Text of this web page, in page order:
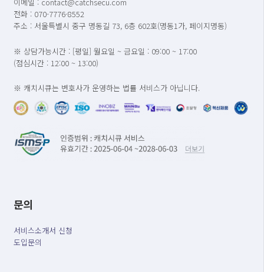
이메일 : contact@catchsecu.com
전화 : 070-7776-8552
주소 : 서울특별시 중구 명동길 73, 6층 602호(명동1가, 페이지명동)
※ 상담가능시간 : [평일] 월요일 ~ 금요일 : 09:00 ~ 17:00
(점심시간 : 12:00 ~ 13:00)
※ 캐치시큐는 변호사가 운영하는 법률 서비스가 아닙니다.
문의
서비스소개서 신청
도입문의